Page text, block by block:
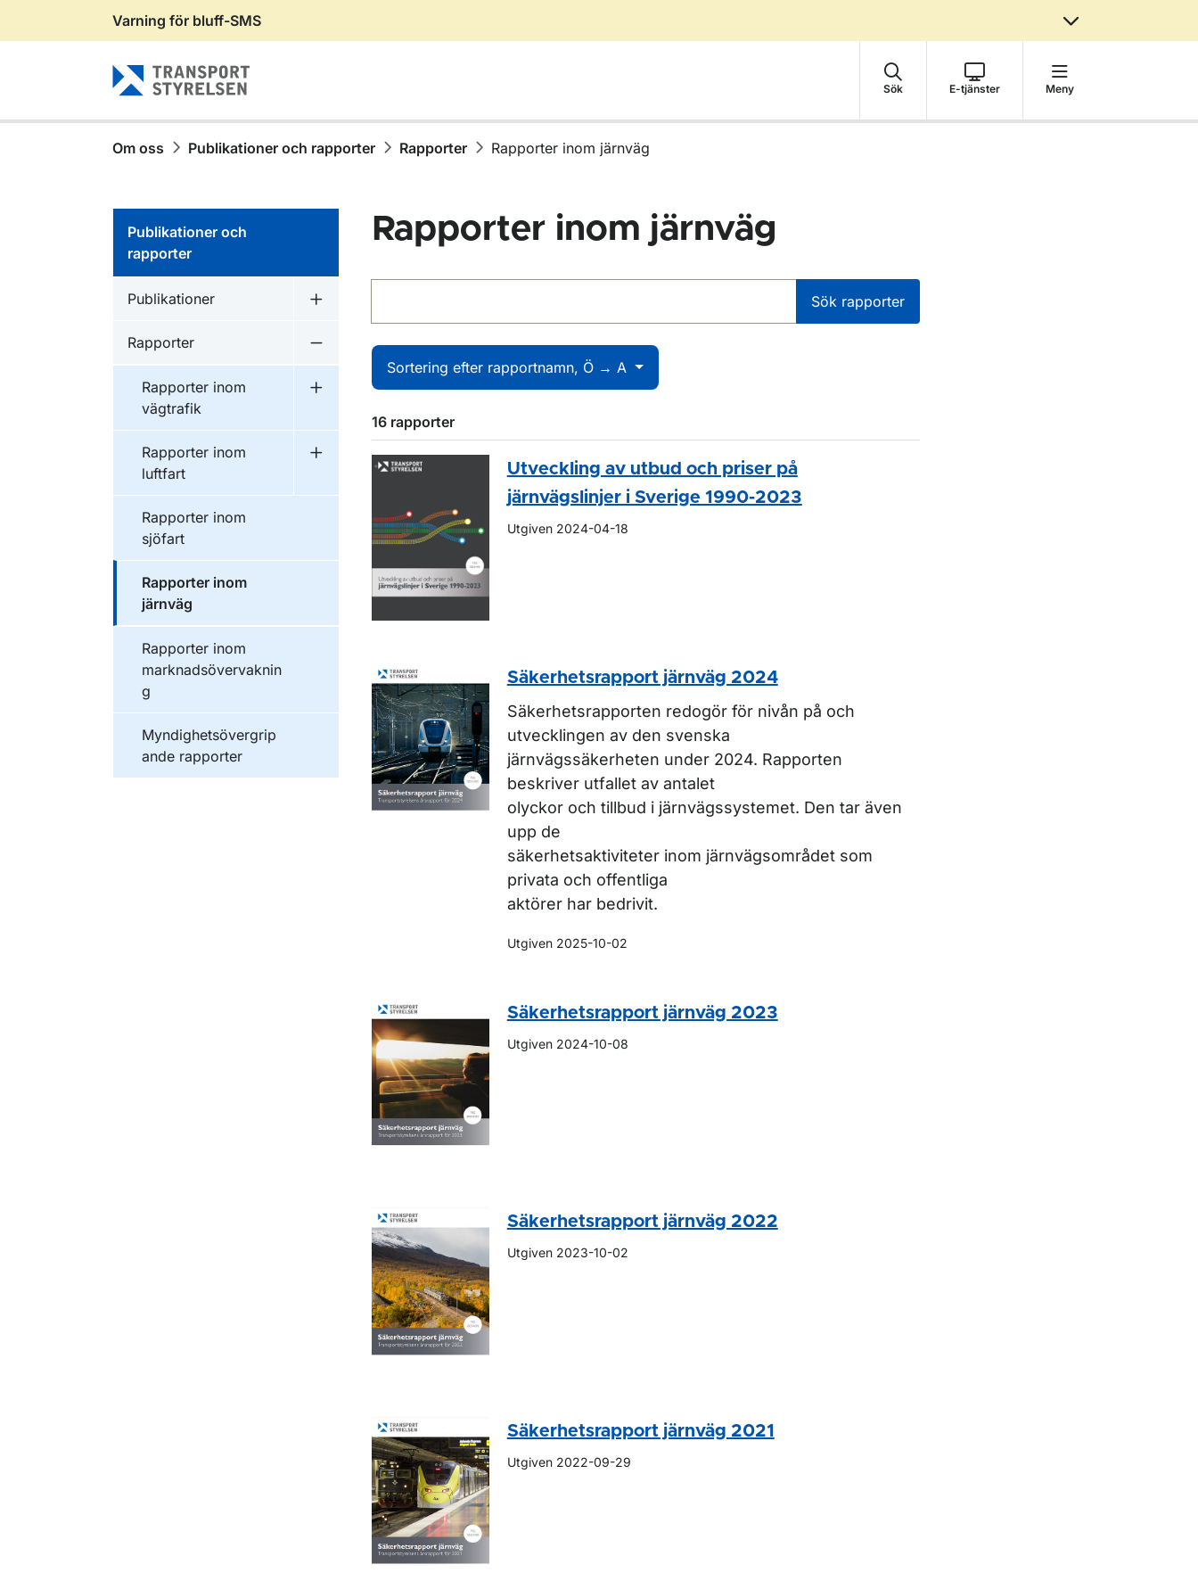
Gå till sidans innehåll
Varning för bluff-SMS
Sök E-tjänster Meny
Om oss Publikationer och rapporter Rapporter Rapporter inom järnväg
Publikationer och
rapporter
Publikationer inom
Publikationer
Undermeny för Publikationer
Publikationer inom
Rapporter
Undermeny för Rapporter
Publikationer inom
Rapporter inom
vägtrafik
Undermeny för Rapporter inom vägtrafik
Publikationer inom
Rapporter inom
luftfart
Undermeny för Rapporter inom luftfart
Publikationer inom
Rapporter inom
sjöfart
Publikationer inom
Rapporter inom
järnväg
Publikationer inom
Rapporter inom
marknadsövervaknin
g
Publikationer inom
Myndighetsövergrip
ande rapporter
Rapporter inom järnväg
Sortering efter rapportnamn, Ö → A
16 rapporter
Utveckling av utbud och priser på
järnvägslinjer i Sverige 1990-2023
Utgiven 2024-04-18
Säkerhetsrapport järnväg 2024
Säkerhetsrapporten redogör för nivån på och
utvecklingen av den svenska
järnvägssäkerheten under 2024. Rapporten
beskriver utfallet av antalet
olyckor och tillbud i järnvägssystemet. Den tar även
upp de
säkerhetsaktiviteter inom järnvägsområdet som
privata och offentliga
aktörer har bedrivit.
Utgiven 2025-10-02
Säkerhetsrapport järnväg 2023
Utgiven 2024-10-08
Säkerhetsrapport järnväg 2022
Utgiven 2023-10-02
Säkerhetsrapport järnväg 2021
Utgiven 2022-09-29